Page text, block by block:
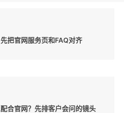
把官网服务页和FAQ对齐
合官网？先排客户会问的镜头